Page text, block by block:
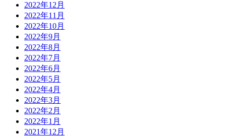
2022年12月
2022年11月
2022年10月
2022年9月
2022年8月
2022年7月
2022年6月
2022年5月
2022年4月
2022年3月
2022年2月
2022年1月
2021年12月